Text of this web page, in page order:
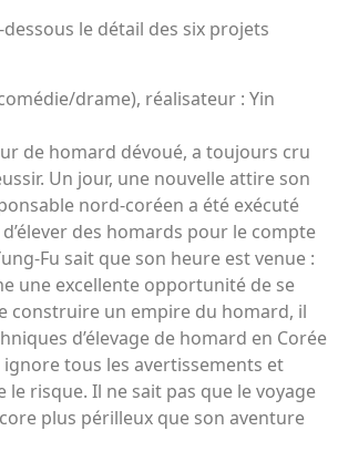
le détail des six projets
drame), réalisateur : Yin
de homard dévoué, a toujours cru
Un jour, une nouvelle attire son
nord-coréen a été exécuté
des homards pour le compte
Fu sait que son heure est venue :
une excellente opportunité de se
construire un empire du homard, il
d’élevage de homard en Corée
ignore tous les avertissements et
le risque. Il ne sait pas que le voyage
plus périlleux que son aventure